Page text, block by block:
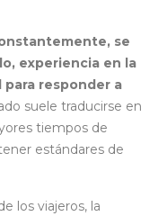
se
experiencia en la
responder a
suele traducirse en
tiempos de
estándares de
los viajeros, la